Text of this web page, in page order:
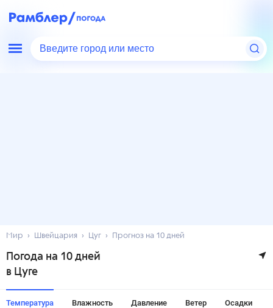
Введите город или место
Мир Швейцария Цуг Прогноз на 10 дней
Погода на 10 дней
в Цуге
Температура Влажность Давление Ветер Осадки